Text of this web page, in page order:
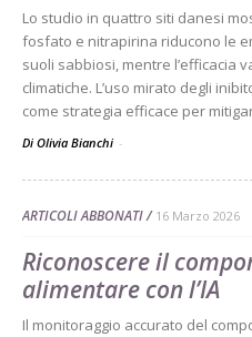
Lo studio in quattro siti danesi
fosfato e nitrapirina riducono le
suoli sabbiosi, mentre l’efficacia
climatiche. L’uso mirato degli
come strategia efficace per
Di Olivia Bianchi -
ARTICOLI ABBONATI 16 Marzo 2026
Riconoscere il
alimentare con l’IA
Il monitoraggio accurato del